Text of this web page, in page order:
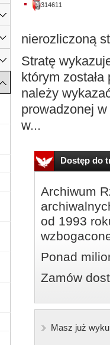
314611
nierozliczoną
Stratę
którym
należy
prowadzonej
w...
Dostęp do
Archiwum
od 1993
Ponad
Zamów
Masz już